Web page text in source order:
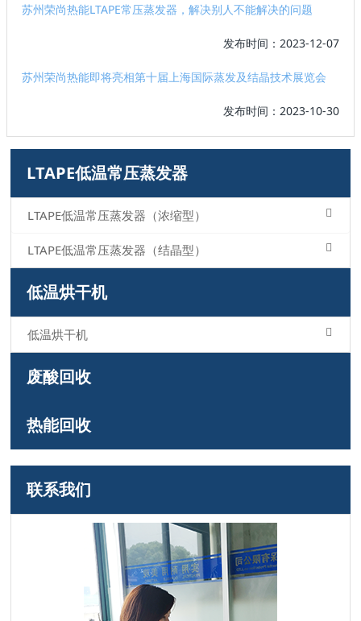
苏州荣尚热能LTAPE常压蒸发器，解决别人不能解决的问题
发布时间：2023-12-07
苏州荣尚热能即将亮相第十届上海国际蒸发及结晶技术展览会
发布时间：2023-10-30
LTAPE低温常压蒸发器
LTAPE低温常压蒸发器（浓缩型）
LTAPE低温常压蒸发器（结晶型）
低温烘干机
低温烘干机
废酸回收
热能回收
联系我们